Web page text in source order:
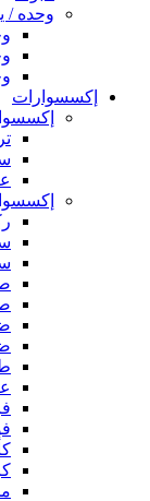
وحده /
إكسسوارات